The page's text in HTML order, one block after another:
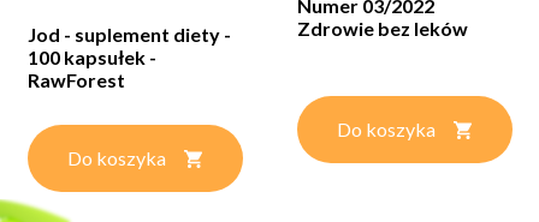
Jod - suplement diety -
100 kapsułek -
RawForest
Do koszyka
Numer 03/2022
Zdrowie bez leków
Do koszyka